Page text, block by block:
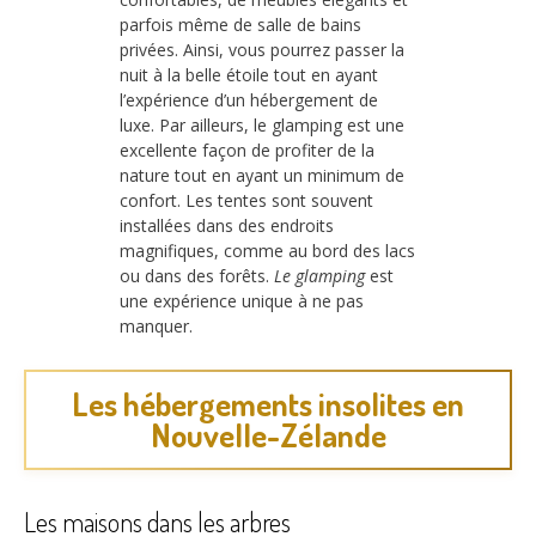
parfois même de salle de bains
privées. Ainsi, vous pourrez passer la
nuit à la belle étoile tout en ayant
l’expérience d’un hébergement de
luxe. Par ailleurs, le glamping est une
excellente façon de profiter de la
nature tout en ayant un minimum de
confort. Les tentes sont souvent
installées dans des endroits
magnifiques, comme au bord des lacs
ou dans des forêts. Le glampingest
une expérience unique à ne pas
manquer.
Les hébergements insolites en
Nouvelle-Zélande
Les maisons dans les arbres